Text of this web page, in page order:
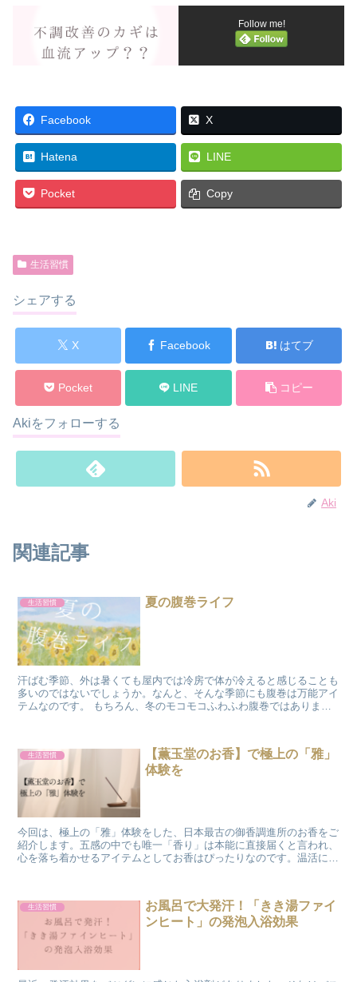
Follow me!
Facebook X
Hatena LINE
Pocket Copy
生活習慣
シェアする
X Facebook はてブ
Pocket LINE コピー
Akiをフォローする
Aki
関連記事
生活習慣 夏の腹巻ライフ
汗ばむ季節、外は暑くても屋内では冷房で体が冷えると感じることも
多いのではないでしょうか。なんと、そんな季節にも腹巻は万能アイ
テムなのです。 もちろん、冬のモコモコふわふわ腹巻ではありませ
生活習慣
【薫玉堂のお香】で極上の「雅」
体験を
今回は、極上の「雅」体験をした、日本最古の御香調進所のお香をご
紹介します。五感の中でも唯一「香り」は本能に直接届くと言われ、
心を落ち着かせるアイテムとしてお香はぴったりなのです。温活にと
生活習慣
お風呂で大発汗！「きき湯ファイ
ンヒート」の発泡入浴効果